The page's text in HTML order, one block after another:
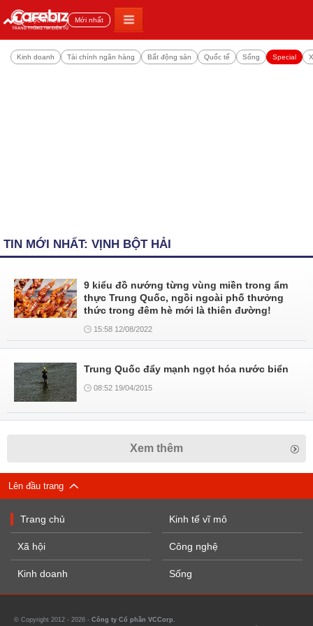
Đọc nhiều Mới nhất
Kinh doanh Tài chính ngân hàng Bất động sản Quốc tế Sống Special
TIN MỚI NHẤT: VỊNH BỘT HẢI
9 kiểu đồ nướng từng vùng miền trong ẩm
thực Trung Quốc, ngồi ngoài phố thưởng
thức trong đêm hè mới là thiên đường!
15:58 12/08/2022
Trung Quốc đẩy mạnh ngọt hóa nước biển
08:52 19/04/2015
Xem thêm
Lên đầu trang
Trang chủ
Xã hội
Kinh doanh
Kinh tế vĩ mô
Công nghệ
Sống
© Copyright 2012 - 2026 - Công ty Cổ phần VCCorp.